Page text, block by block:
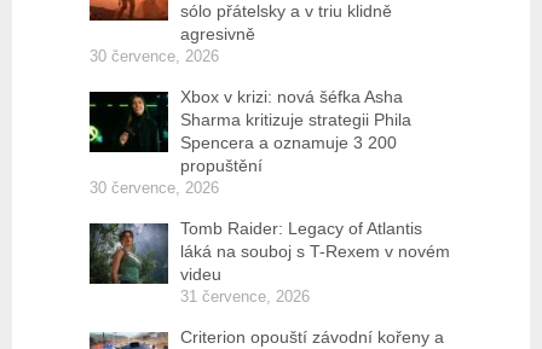
sólo přátelsky a v triu klidně
agresivně
30 července, 2026
Xbox v krizi: nová šéfka Asha
Sharma kritizuje strategii Phila
Spencera a oznamuje 3 200
propuštění
30 července, 2026
Tomb Raider: Legacy of Atlantis
láká na souboj s T-Rexem v novém
videu
31 července, 2026
Criterion opouští závodní kořeny a